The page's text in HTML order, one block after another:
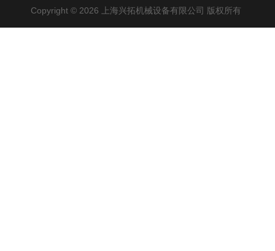
Copyright © 2026 上海兴拓机械设备有限公司 版权所有